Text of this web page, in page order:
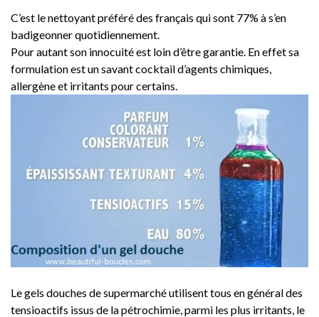
C’est le nettoyant préféré des français qui sont 77% à s’en
badigeonner quotidiennement.
Pour autant son innocuité est loin d’être garantie. En effet sa
formulation est un savant cocktail d’agents chimiques,
allergène et irritants pour certains.
Le gels douches de supermarché utilisent tous en général des
tensioactifs issus de la pétrochimie, parmi les plus irritants, le